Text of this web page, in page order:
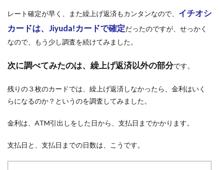
レート確定が早く、また繰上げ返済もカンタンなので、 イチオシ
カードは、Jiyuda!カードで確定だったのですが、せっかく
なので、もう少し調査を続けてみました。
次に調べてみたのは、繰上げ返済以外の部分です。
残りの３枚のカードでは、繰上げ返済しなかったら、金利はいく
らになるのか？というのを調査してみました。
金利は、ATM引出しをした日から、支払日までかかります。
支払日と、支払日までの日数は、こうです。